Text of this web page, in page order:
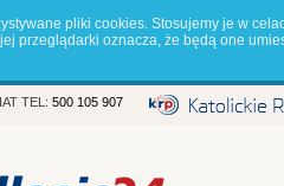
pliki cookies. Stosujemy je w
przeglądarki oznacza, że będą one
TEL: 500 105 907